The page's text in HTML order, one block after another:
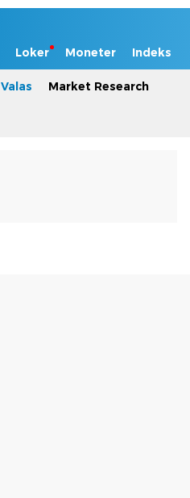
Loker Moneter Indeks
Market Research